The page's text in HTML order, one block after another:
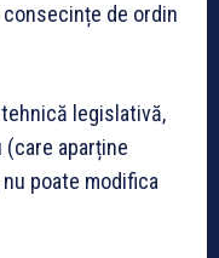
de ordin
legislativă,
aparține
poate modifica